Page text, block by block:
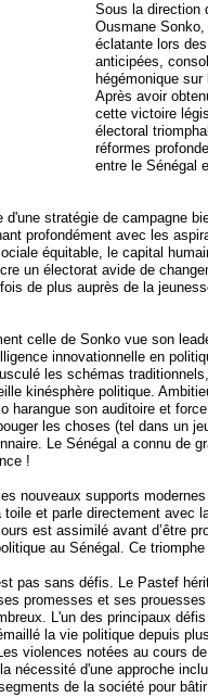
Sous la direction
Ousmane
éclatante lors
anticipées,
hégémonique
Après avoir
cette victoire
électoral
réformes
entre le Sénégal
stratégie de campagne
profondément avec les
équitable, le capital
un électorat avide de
de plus auprès de la
celle de Sonko vue son
innovationnelle en
les schémas
kinésphère politique.
son auditoire et
les choses (tel dans un
Le Sénégal a connu de
!
nouveaux supports
et parle directement avec
est assimilé avant d’être
au Sénégal. Ce
pas sans défis. Le Pastef
promesses et ses
L'un des principaux
la vie politique depuis
violences notées au cours
nécessité d'une approche
de la société pour